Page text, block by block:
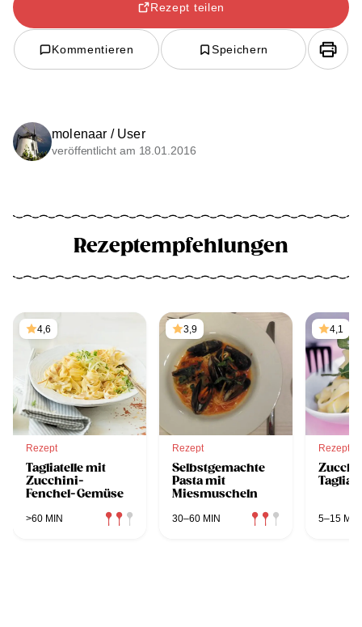
Rezept teilen
Kommentieren Speichern
molenaar / User
veröffentlicht am 18.01.2016
Rezeptempfehlungen
4,6
Rezept
Tagliatelle mit
Zucchini-
Fenchel-Gemüse
>60 MIN
3,9
Rezept
Selbstgemachte
Pasta mit
Miesmuscheln
30–60 MIN
4,1
Rezept
5–15 MIN